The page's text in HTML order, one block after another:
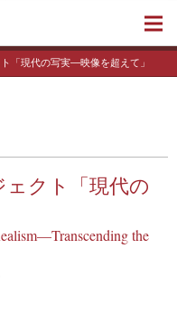
「現代の写実―映像を超えて」
クト「現代の
the